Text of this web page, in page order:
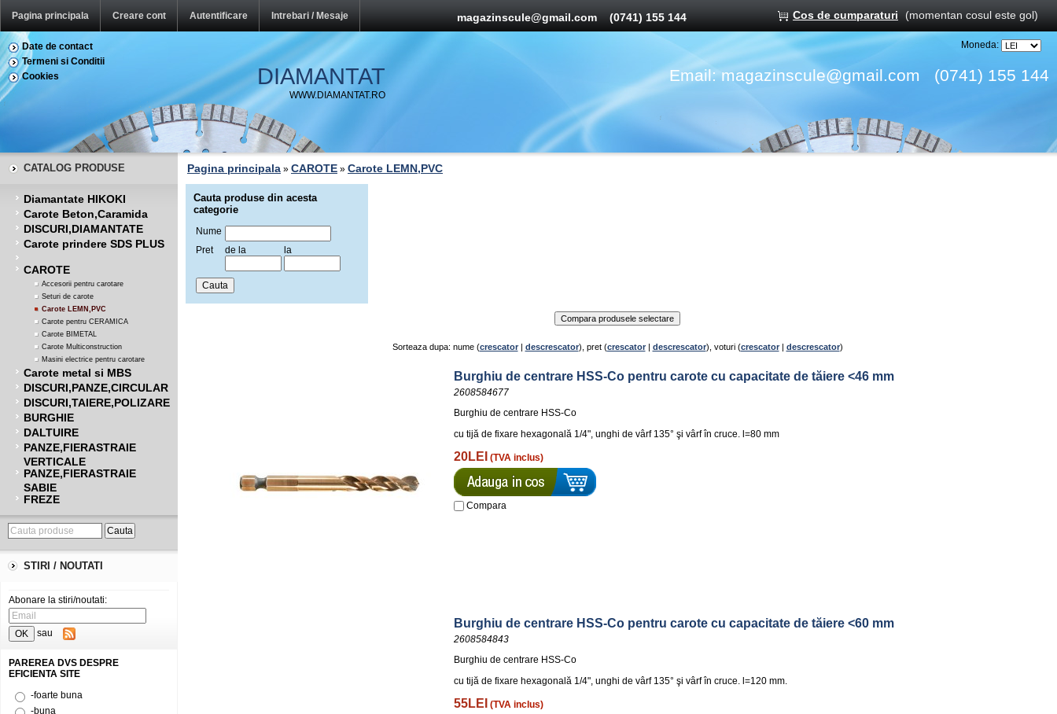
Pagina principala Creare cont Autentificare Intrebari / Mesaje magazinscule@gmail.com(0741) 155 144 Cos de cumparaturi (momentan cosul este gol)
Date de contact
Termeni si Conditii
Cookies
DIAMANTAT
WWW.DIAMANTAT.RO
Moneda:
Email:magazinscule@gmail.com (0741) 155 144
CATALOG PRODUSE
Diamantate HIKOKI
Carote Beton,Caramida
DISCURI,DIAMANTATE
Carote prindere SDS PLUS
CAROTE
Accesorii pentru carotare
Seturi de carote
Carote LEMN,PVC
Carote pentru CERAMICA
Carote BIMETAL
Carote Multiconstruction
Masini electrice pentru carotare
Carote metal si MBS
DISCURI,PANZE,CIRCULAR
DISCURI,TAIERE,POLIZARE
BURGHIE
DALTUIRE
PANZE,FIERASTRAIE
VERTICALE
PANZE,FIERASTRAIE
SABIE
FREZE
STIRI / NOUTATI
Abonare la stiri/noutati:
sau
PAREREA DVS DESPRE
EFICIENTA SITE
-foarte buna
-buna
Pagina principala » CAROTE » Carote LEMN,PVC
Cauta produse din acesta
categorie
Nume
Pret
de la la
Sorteaza dupa: nume (crescator| descrescator), pret (crescator| descrescator), voturi (crescator| descrescator)
Burghiu de centrare HSS-Co pentru carote cu capacitate de tăiere <46 mm
2608584677
Burghiu de centrare HSS-Co
cu tijă de fixare hexagonală 1/4", unghi de vârf 135° şi vârf în cruce. l=80 mm
20LEI (TVA inclus)
Compara
Burghiu de centrare HSS-Co pentru carote cu capacitate de tăiere <60 mm
2608584843
Burghiu de centrare HSS-Co
cu tijă de fixare hexagonală 1/4", unghi de vârf 135° şi vârf în cruce. l=120 mm.
55LEI (TVA inclus)